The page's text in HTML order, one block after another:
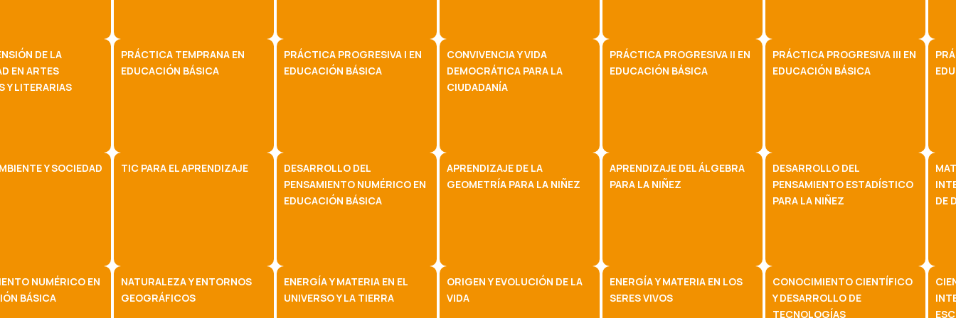
DE LA
EN ARTES
Y LITERARIAS
Y SOCIEDAD
NUMÉRICO EN
BÁSICA
PRÁCTICA TEMPRANA EN
EDUCACIÓN BÁSICA
TIC PARA EL APRENDIZAJE
NATURALEZA Y ENTORNOS
GEOGRÁFICOS
PRÁCTICA PROGRESIVA I EN
EDUCACIÓN BÁSICA
DESARROLLO DEL
PENSAMIENTO NUMÉRICO EN
EDUCACIÓN BÁSICA
ENERGÍA Y MATERIA EN EL
UNIVERSO Y LA TIERRA
CONVIVENCIA Y VIDA
DEMOCRÁTICA PARA LA
CIUDADANÍA
APRENDIZAJE DE LA
GEOMETRÍA PARA LA NIÑEZ
ORIGEN Y EVOLUCIÓN DE LA
VIDA
PRÁCTICA PROGRESIVA II EN
EDUCACIÓN BÁSICA
APRENDIZAJE DEL ÁLGEBRA
PARA LA NIÑEZ
ENERGÍA Y MATERIA EN LOS
SERES VIVOS
PRÁCTICA PROGRESIVA III EN
EDUCACIÓN BÁSICA
DESARROLLO DEL
PENSAMIENTO ESTADÍSTICO
PARA LA NIÑEZ
CONOCIMIENTO CIENTÍFICO
Y DESARROLLO DE
TECNOLOGÍAS
DE